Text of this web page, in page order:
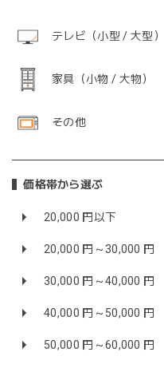
テレビ（小型 / 大型）
家具（小物 / 大物）
その他
価格帯から選ぶ
20,000 円以下
20,000 円～30,000 円
30,000 円～40,000 円
40,000 円～50,000 円
50,000 円～60,000 円